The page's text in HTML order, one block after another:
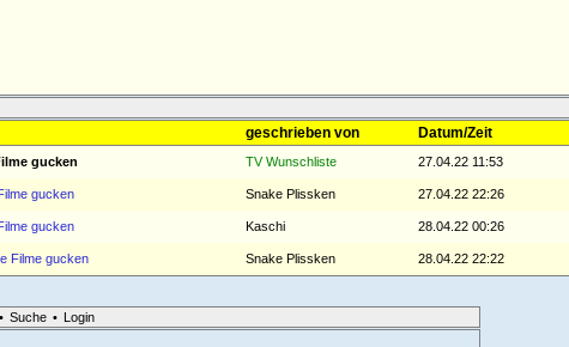
geschrieben von Datum/Zeit
gucken TV Wunschliste 27.04.22 11:53
gucken Snake Plissken 27.04.22 22:26
gucken Kaschi 28.04.22 00:26
Filme gucken Snake Plissken 28.04.22 22:22
• Suche • Login